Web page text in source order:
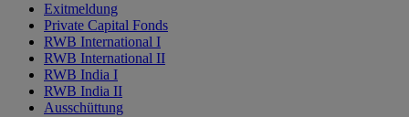
Exitmeldung
Private Capital Fonds
RWB International I
RWB International II
RWB India I
RWB India II
Ausschüttung